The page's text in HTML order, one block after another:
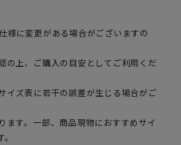
に変更がある場合がございますの
上、ご購入の目安としてご利用くだ
ズ表に若干の誤差が生じる場合がご
す。一部、商品現物におすすめサイ